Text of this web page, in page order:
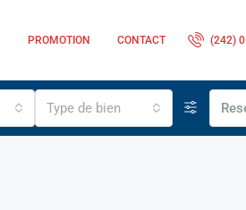
PROMOTION CONTACT (242)
Type de bien